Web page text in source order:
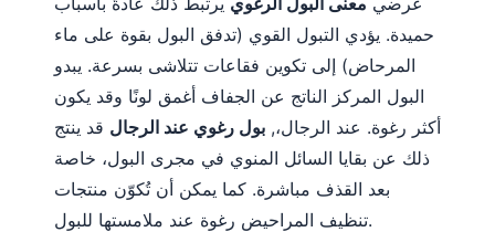
حميدة. يؤدي التبول القوي (تدفق البول بقوة على ماء
المرحاض) إلى تكوين فقاعات تتلاشى بسرعة. يبدو
البول المركز الناتج عن الجفاف أغمق لونًا وقد يكون
أكثر رغوة. عند الرجال،, بول رغوي عند الرجال قد ينتج
ذلك عن بقايا السائل المنوي في مجرى البول، خاصة
بعد القذف مباشرة. كما يمكن أن تُكوّن منتجات
تنظيف المراحيض رغوة عند ملامستها للبول.
Lietuvių kalba
Polski
한국어
Slovenščina
Magyar
Shqip